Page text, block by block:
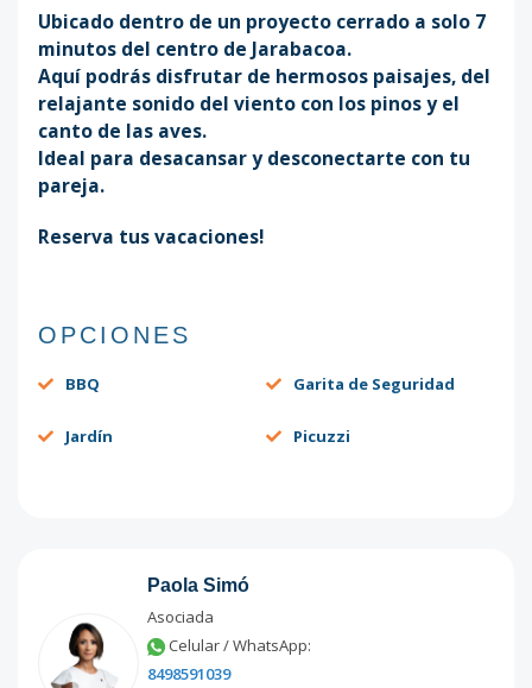
Ubicado dentro de un proyecto cerrado a solo 7
minutos del centro de Jarabacoa.
Aquí podrás disfrutar de hermosos paisajes, del
relajante sonido del viento con los pinos y el
canto de las aves.
Ideal para desacansar y desconectarte con tu
pareja.
Reserva tus vacaciones!
OPCIONES
BBQ Garita de Seguridad
Jardín Picuzzi
Paola Simó
Asociada
Celular / WhatsApp:
8498591039